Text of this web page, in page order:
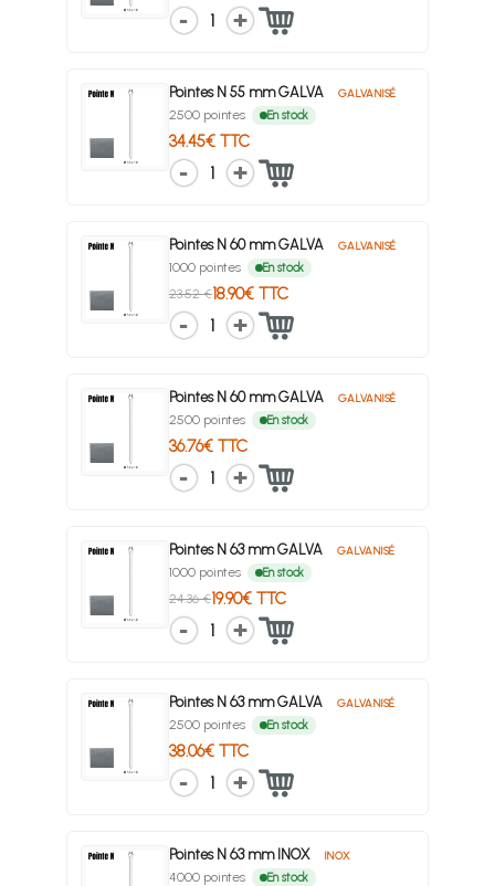
1
Pointes N 55 mm GALVA GALVANISÉ
2500 pointes En stock
34.45€ TTC
1
Pointes N 60 mm GALVA GALVANISÉ
1000 pointes En stock
23.52 €18.90€ TTC
1
Pointes N 60 mm GALVA GALVANISÉ
2500 pointes En stock
36.76€ TTC
1
Pointes N 63 mm GALVA GALVANISÉ
1000 pointes En stock
24.36 €19.90€ TTC
1
Pointes N 63 mm GALVA GALVANISÉ
2500 pointes En stock
38.06€ TTC
1
Pointes N 63 mm INOX INOX
4000 pointes En stock